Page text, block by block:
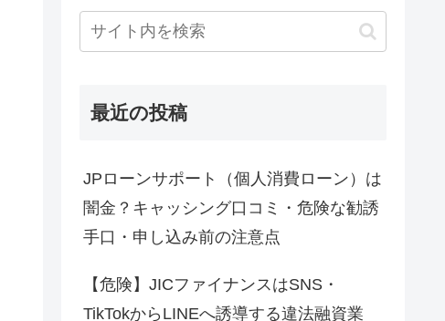
最近の投稿
JPローンサポート（個人消費ローン）は
闇金？キャッシング口コミ・危険な勧誘
手口・申し込み前の注意点
【危険】JICファイナンスはSNS・
TikTokからLINEへ誘導する違法融資業